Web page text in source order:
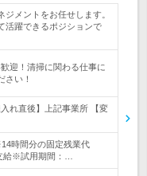
メントをお任せします。
活躍できるポジションで
迎！清掃に関わる仕事に
さい！
れ直後】上記事業所 【変
時間分の固定残業代
給※試用期間：…